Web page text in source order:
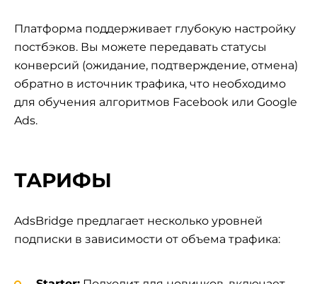
Платформа поддерживает глубокую настройку
постбэков. Вы можете передавать статусы
конверсий (ожидание, подтверждение, отмена)
обратно в источник трафика, что необходимо
для обучения алгоритмов Facebook или Google
Ads.
ТАРИФЫ
AdsBridge предлагает несколько уровней
подписки в зависимости от объема трафика: